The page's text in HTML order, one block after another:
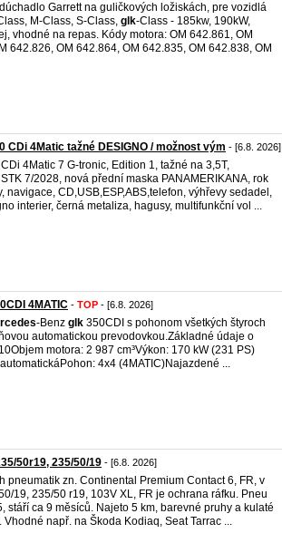
Garrett na guličkových ložiskách, pre vozidlá
M-Class, S-Class, glk-Class - 185kw, 190kW,
vhodné na repas. Kódy motora: OM 642.861, OM
642.826, OM 642.864, OM 642.835, OM 642.838, OM
CDi 4Matic tažné DESIGNO / možnost vým - [6.8. 2026]
4Matic 7 G-tronic, Edition 1, tažné na 3,5T,
7/2028, nová přední maska PANAMERIKANA, rok
navigace, CD,USB,ESP,ABS,telefon, výhřevy sedadel,
interier, černá metaliza, hagusy, multifunkční vol ...
4MATIC - TOP - [6.8. 2026]
-Benz glk 350CDI s pohonom všetkých štyroch
automatickou prevodovkou. ​Základné údaje o
​Objem motora: 2 987 cm³ ​Výkon: 170 kW (231 PS)
​Pohon: 4x4 (4MATIC) ​Najazdené ...
50r19, 235/50/19 - [6.8. 2026]
pneumatik zn. Continental Premium Contact 6, FR, v
19, 235/50 r19, 103V XL, FR je ochrana ráfku. Pneu
stáří ca 9 měsíců. Najeto 5 km, barevné pruhy a kulaté
např. na Škoda Kodiaq, Seat Tarrac ...